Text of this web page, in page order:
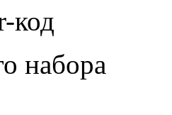
код
набора